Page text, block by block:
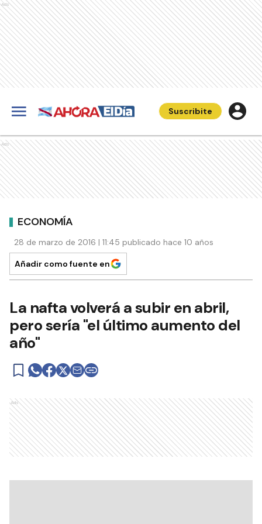
Ads
Suscribite
Ads
ECONOMÍA
28 de marzo de 2016 | 11:45 publicado hace 10 años
Añadir como fuente en
La nafta volverá a subir en abril,
pero sería "el último aumento del
año"
Ads